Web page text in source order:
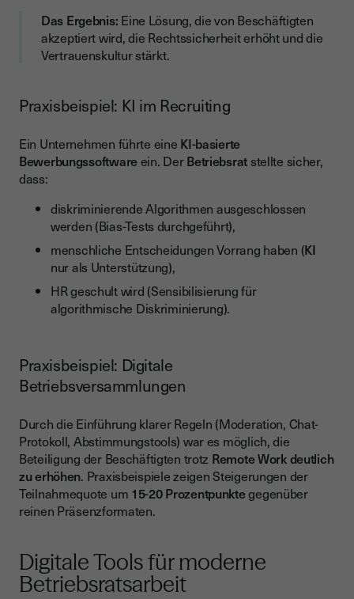
Das Ergebnis: Eine Lösung, die von Beschäftigten
akzeptiert wird, die Rechtssicherheit erhöht und die
Vertrauenskultur stärkt.
Praxisbeispiel: KI im Recruiting
Ein Unternehmen führte eine KI-basierte
Bewerbungssoftwareein. DerBetriebsrat stellte sicher,
dass:
diskriminierende Algorithmen ausgeschlossen
werden (Bias-Tests durchgeführt),
menschliche Entscheidungen Vorrang haben (KI
nur als Unterstützung),
HR geschult wird (Sensibilisierung für
algorithmische Diskriminierung).
Praxisbeispiel: Digitale
Betriebsversammlungen
Durch die Einführung klarer Regeln (Moderation, Chat-
Protokoll, Abstimmungstools) war es möglich, die
Beteiligung der Beschäftigten trotz Remote Work deutlich
zu erhöhen. Praxisbeispiele zeigen Steigerungen der
Teilnahmequote um 15-20 Prozentpunktegegenüber
reinen Präsenzformaten.
Digitale Tools für moderne
Betriebsratsarbeit